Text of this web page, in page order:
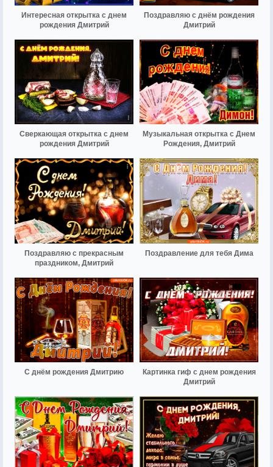
Интересная открытка с днем
рождения Дмитрий
Поздравляю с днём рождения
Дмитрий
Сверкающая открытка с днем
рождения Дмитрий
Музыкальная открытка с Днем
Рождения, Дмитрий
Поздравляю с прекрасным
праздником, Дмитрий
Поздравление для тебя Дима
С днём рождения Дмитрию
Картинка гиф с днем рождения
Дмитрий